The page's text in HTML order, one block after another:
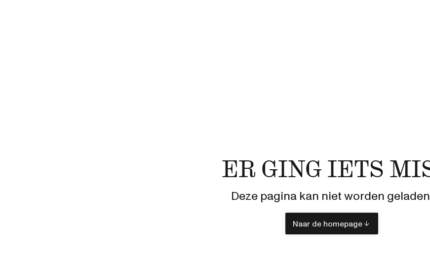
ER GING IETS
Deze pagina kan niet worden
Naar de homepage